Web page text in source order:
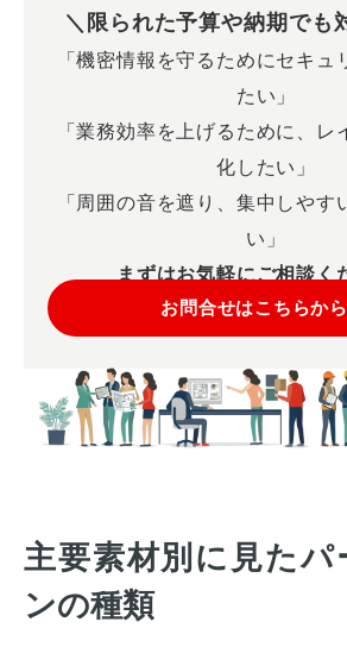
限られた予算や納期でも
「機密情報を守るためにセキュ
たい」
「業務効率を上げるために、レ
化したい」
「周囲の音を遮り、集中しやす
い」
まずはお気軽にご相談く
お問合せはこちらから
主要素材別に見たパ
ンの種類